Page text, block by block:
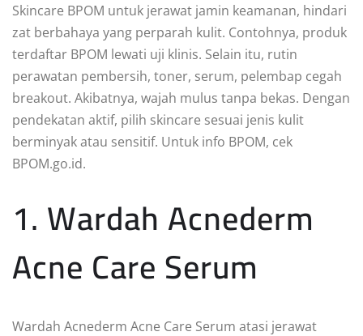
Skincare BPOM untuk jerawat jamin keamanan, hindari
zat berbahaya yang perparah kulit. Contohnya, produk
terdaftar BPOM lewati uji klinis. Selain itu, rutin
perawatan pembersih, toner, serum, pelembap cegah
breakout. Akibatnya, wajah mulus tanpa bekas. Dengan
pendekatan aktif, pilih skincare sesuai jenis kulit
berminyak atau sensitif. Untuk info BPOM, cek
BPOM.go.id.
1. Wardah Acnederm
Acne Care Serum
Wardah Acnederm Acne Care Serum atasi jerawat